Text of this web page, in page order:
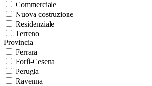
Commerciale
Nuova costruzione
Residenziale
Terreno
Provincia
Ferrara
Forlì-Cesena
Perugia
Ravenna